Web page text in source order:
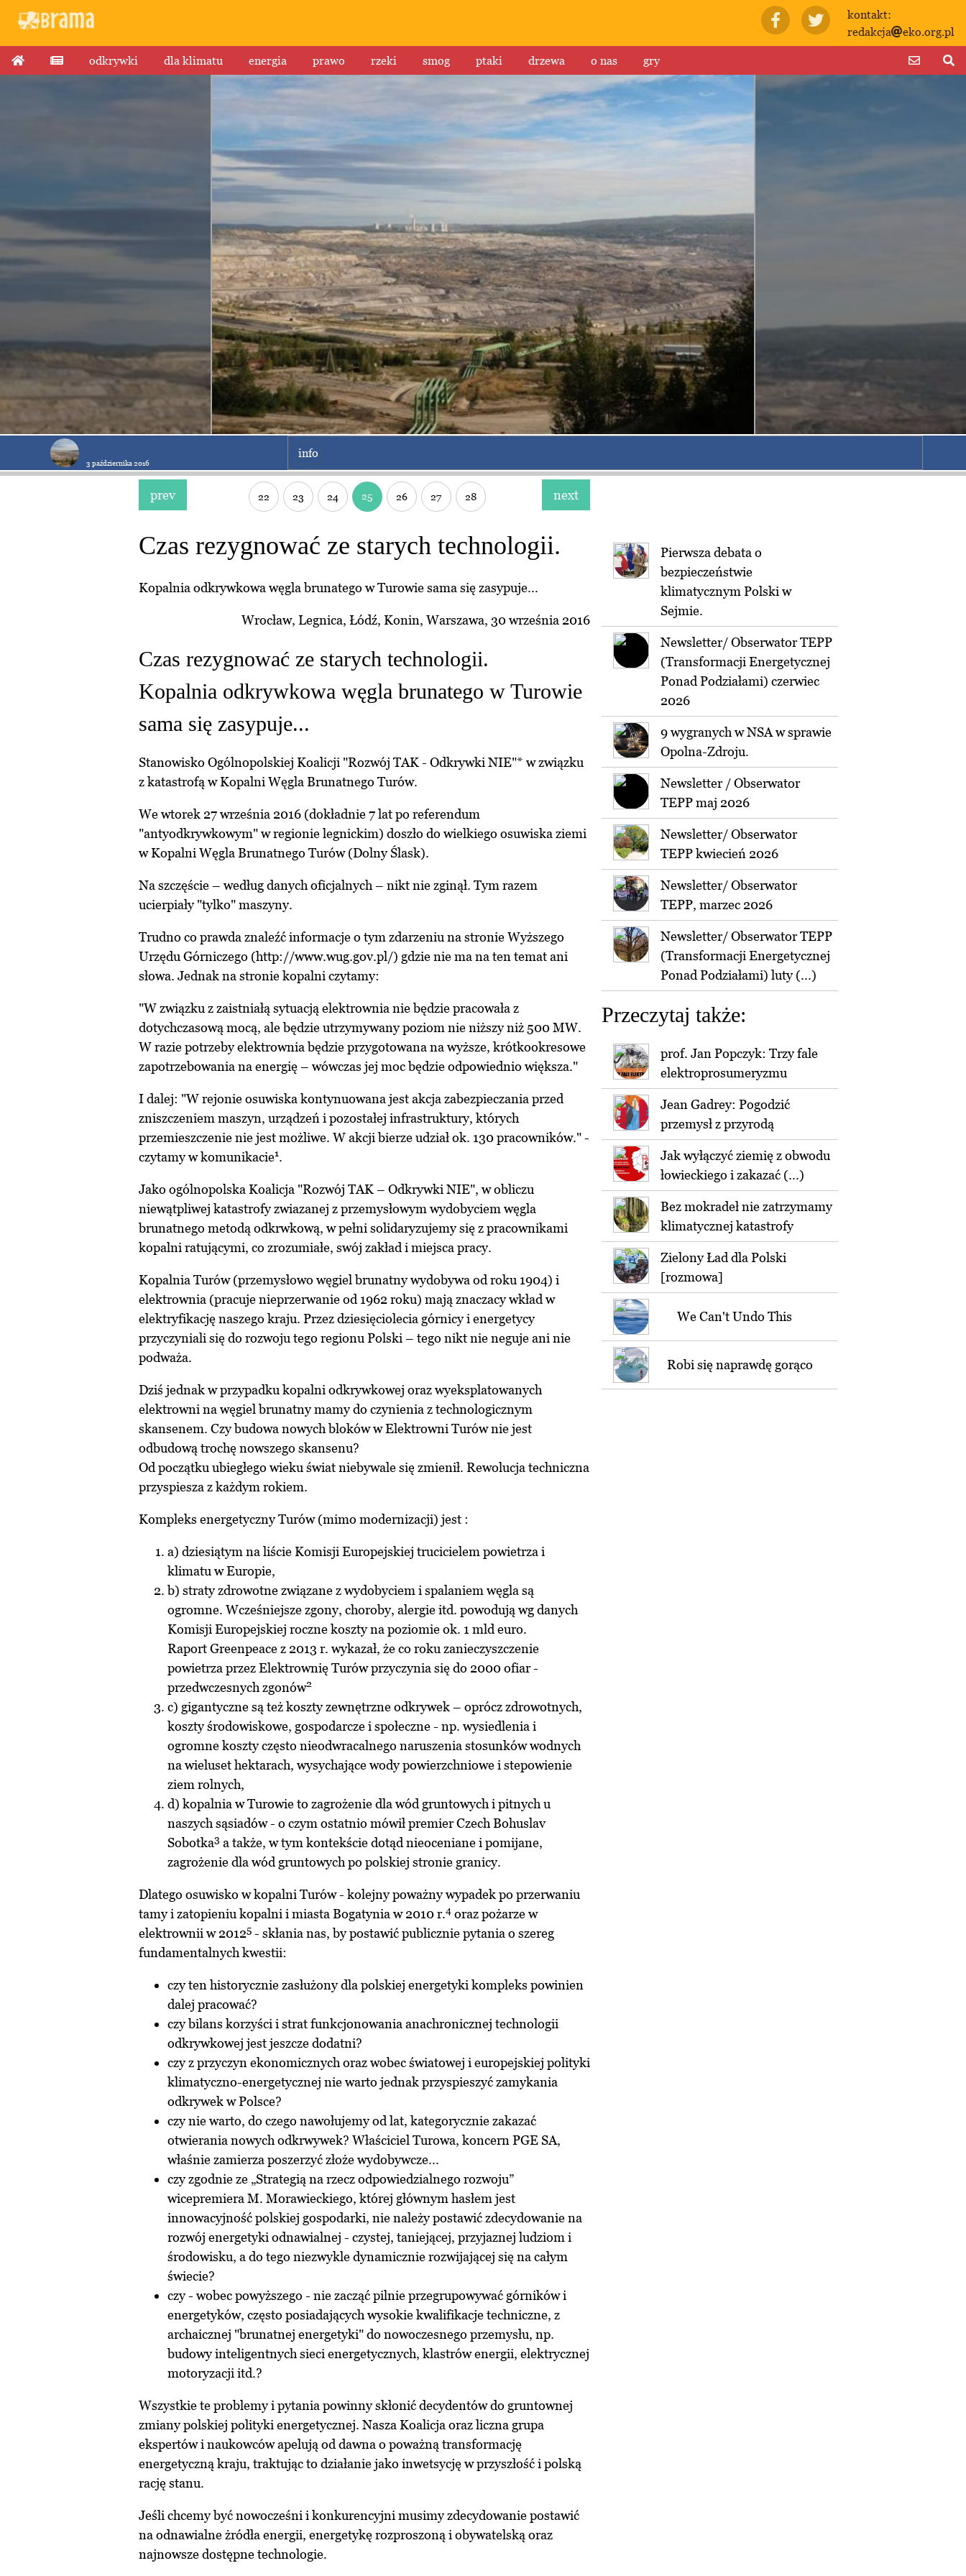
kontakt:
redakcja
eko.org.pl
odkrywki dla klimatu energia prawo rzeki smog ptaki drzewa o nas gry
3 października 2016
info
prev 22 23 24 25 26 27 28 next
Czas rezygnować ze starych technologii.
Kopalnia odkrywkowa węgla brunatego w Turowie sama się zasypuje...
Wrocław, Legnica, Łódź, Konin, Warszawa, 30 września 2016
Czas rezygnować ze starych technologii.
Kopalnia odkrywkowa węgla brunatego w Turowie
sama się zasypuje...
Stanowisko Ogólnopolskiej Koalicji "Rozwój TAK - Odkrywki NIE"* w związku
z katastrofą w Kopalni Węgla Brunatnego Turów.
We wtorek 27 września 2016 (dokładnie 7 lat po referendum
"antyodkrywkowym" w regionie legnickim) doszło do wielkiego osuwiska ziemi
w Kopalni Węgla Brunatnego Turów (Dolny Ślask).
Na szczęście – według danych oficjalnych – nikt nie zginął. Tym razem
ucierpiały "tylko" maszyny.
Trudno co prawda znaleźć informacje o tym zdarzeniu na stronie Wyższego
Urzędu Górniczego (http://www.wug.gov.pl/) gdzie nie ma na ten temat ani
słowa. Jednak na stronie kopalni czytamy:
"W związku z zaistniałą sytuacją elektrownia nie będzie pracowała z
dotychczasową mocą, ale będzie utrzymywany poziom nie niższy niż 500 MW.
W razie potrzeby elektrownia będzie przygotowana na wyższe, krótkookresowe
zapotrzebowania na energię – wówczas jej moc będzie odpowiednio większa."
I dalej: "W rejonie osuwiska kontynuowana jest akcja zabezpieczania przed
zniszczeniem maszyn, urządzeń i pozostałej infrastruktury, których
przemieszczenie nie jest możliwe. W akcji bierze udział ok. 130 pracowników." -
czytamy w komunikacie1.
Jako ogólnopolska Koalicja "Rozwój TAK – Odkrywki NIE", w obliczu
niewątpliwej katastrofy zwiazanej z przemysłowym wydobyciem węgla
brunatnego metodą odkrwkową, w pełni solidaryzujemy się z pracownikami
kopalni ratującymi, co zrozumiałe, swój zakład i miejsca pracy.
Kopalnia Turów (przemysłowo węgiel brunatny wydobywa od roku 1904) i
elektrownia (pracuje nieprzerwanie od 1962 roku) mają znaczacy wkład w
elektryfikację naszego kraju. Przez dziesięciolecia górnicy i energetycy
przyczyniali się do rozwoju tego regionu Polski – tego nikt nie neguje ani nie
podważa.
Dziś jednak w przypadku kopalni odkrywkowej oraz wyeksplatowanych
elektrowni na węgiel brunatny mamy do czynienia z technologicznym
skansenem. Czy budowa nowych bloków w Elektrowni Turów nie jest
odbudową trochę nowszego skansenu?
Od początku ubiegłego wieku świat niebywale się zmienił. Rewolucja techniczna
przyspiesza z każdym rokiem.
Kompleks energetyczny Turów (mimo modernizacji) jest :
a) dziesiątym na liście Komisji Europejskiej trucicielem powietrza i
klimatu w Europie,
b) straty zdrowotne związane z wydobyciem i spalaniem węgla są
ogromne. Wcześniejsze zgony, choroby, alergie itd. powodują wg danych
Komisji Europejskiej roczne koszty na poziomie ok. 1 mld euro.
Raport Greenpeace z 2013 r. wykazał, że co roku zanieczyszczenie
powietrza przez Elektrownię Turów przyczynia się do 2000 ofiar -
przedwczesnych zgonów2
c) gigantyczne są też koszty zewnętrzne odkrywek – oprócz zdrowotnych,
koszty środowiskowe, gospodarcze i społeczne - np. wysiedlenia i
ogromne koszty często nieodwracalnego naruszenia stosunków wodnych
na wieluset hektarach, wysychające wody powierzchniowe i stepowienie
ziem rolnych,
d) kopalnia w Turowie to zagrożenie dla wód gruntowych i pitnych u
naszych sąsiadów - o czym ostatnio mówił premier Czech Bohuslav
Sobotka3 a także, w tym kontekście dotąd nieoceniane i pomijane,
zagrożenie dla wód gruntowych po polskiej stronie granicy.
Dlatego osuwisko w kopalni Turów - kolejny poważny wypadek po przerwaniu
tamy i zatopieniu kopalni i miasta Bogatynia w 2010 r.4 oraz pożarze w
elektrownii w 20125 - skłania nas, by postawić publicznie pytania o szereg
fundamentalnych kwestii:
czy ten historycznie zasłużony dla polskiej energetyki kompleks powinien
dalej pracować?
czy bilans korzyści i strat funkcjonowania anachronicznej technologii
odkrywkowej jest jeszcze dodatni?
czy z przyczyn ekonomicznych oraz wobec światowej i europejskiej polityki
klimatyczno-energetycznej nie warto jednak przyspieszyć zamykania
odkrywek w Polsce?
czy nie warto, do czego nawołujemy od lat, kategorycznie zakazać
otwierania nowych odkrwywek? Właściciel Turowa, koncern PGE SA,
właśnie zamierza poszerzyć złoże wydobywcze...
czy zgodnie ze „Strategią na rzecz odpowiedzialnego rozwoju”
wicepremiera M. Morawieckiego, której głównym hasłem jest
innowacyjność polskiej gospodarki, nie należy postawić zdecydowanie na
rozwój energetyki odnawialnej - czystej, taniejącej, przyjaznej ludziom i
środowisku, a do tego niezwykle dynamicznie rozwijającej się na całym
świecie?
czy - wobec powyższego - nie zacząć pilnie przegrupowywać górników i
energetyków, często posiadających wysokie kwalifikacje techniczne, z
archaicznej "brunatnej energetyki" do nowoczesnego przemysłu, np.
budowy inteligentnych sieci energetycznych, klastrów energii, elektrycznej
motoryzacji itd.?
Wszystkie te problemy i pytania powinny skłonić decydentów do gruntownej
zmiany polskiej polityki energetycznej. Nasza Koalicja oraz liczna grupa
ekspertów i naukowców apelują od dawna o poważną transformację
energetyczną kraju, traktując to działanie jako inwetsycję w przyszłość i polską
rację stanu.
Jeśli chcemy być nowocześni i konkurencyjni musimy zdecydowanie postawić
na odnawialne żródła energii, energetykę rozproszoną i obywatelską oraz
najnowsze dostępne technologie.
Pierwsza debata o
bezpieczeństwie
klimatycznym Polski w
Sejmie.
Newsletter/ Obserwator TEPP
(Transformacji Energetycznej
Ponad Podziałami) czerwiec
2026
9 wygranych w NSA w sprawie
Opolna-Zdroju.
Newsletter / Obserwator
TEPP maj 2026
Newsletter/ Obserwator
TEPP kwiecień 2026
Newsletter/ Obserwator
TEPP, marzec 2026
Newsletter/ Obserwator TEPP
(Transformacji Energetycznej
Ponad Podziałami) luty (...)
Przeczytaj także:
prof. Jan Popczyk: Trzy fale
elektroprosumeryzmu
Jean Gadrey: Pogodzić
przemysł z przyrodą
Jak wyłączyć ziemię z obwodu
łowieckiego i zakazać (...)
Bez mokradeł nie zatrzymamy
klimatycznej katastrofy
Zielony Ład dla Polski
[rozmowa]
We Can't Undo This
Robi się naprawdę gorąco